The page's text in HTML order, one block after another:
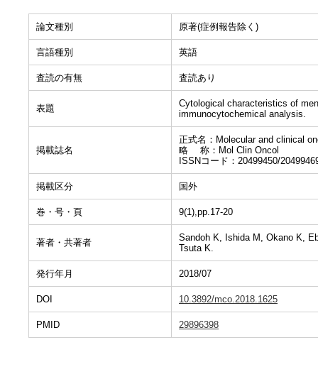
論文種別 原著(症例報告除く)
言語種別 英語
査読の有無 査読あり
表題
Cytological characteristics of
immunocytochemical analysis.
掲載誌名
正式名：Molecular and clinical
略 称：Mol Clin Oncol
ISSNコード：20499450/
掲載区分 国外
巻・号・頁 9(1),pp.17-20
著者・共著者
Sandoh K, Ishida M, Okano K,
Tsuta K.
発行年月 2018/07
DOI 10.3892/mco.2018.1625
PMID 29896398